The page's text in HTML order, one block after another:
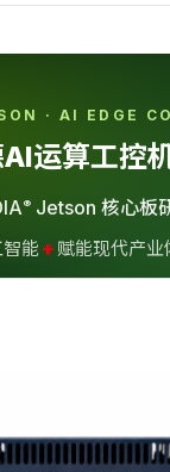
· AI EDGE
运算工控
® Jetson 核心板
能 + 赋能现代产业